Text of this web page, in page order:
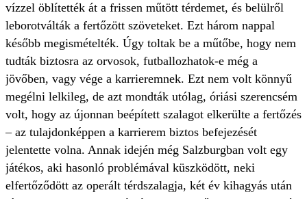
vízzel öblítették át a frissen műtött térdemet, és belülről
leborotválták a fertőzött szöveteket. Ezt három nappal
később megismételték. Úgy toltak be a műtőbe, hogy nem
tudták biztosra az orvosok, futballozhatok-e még a
jövőben, vagy vége a karrieremnek. Ezt nem volt könnyű
megélni lelkileg, de azt mondták utólag, óriási szerencsém
volt, hogy az újonnan beépített szalagot elkerülte a fertőzés
– az tulajdonképpen a karrierem biztos befejezését
jelentette volna. Annak idején még Salzburgban volt egy
játékos, aki hasonló problémával küszködött, neki
elfertőződött az operált térdszalagja, két év kihagyás után